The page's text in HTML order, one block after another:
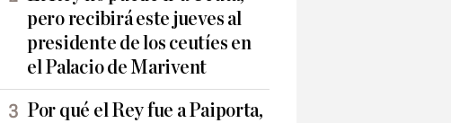
pero recibirá este jueves al
presidente de los ceutíes en
el Palacio de Marivent
Por qué el Rey fue a Paiporta,